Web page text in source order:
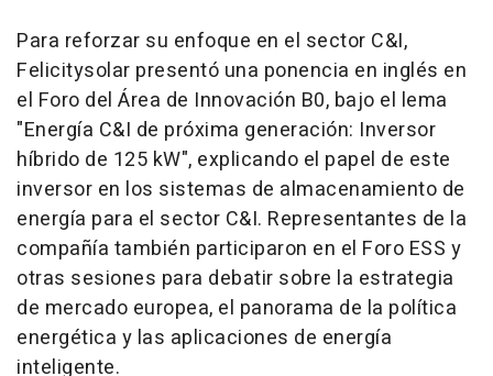
Para reforzar su enfoque en el sector C&I,
Felicitysolar presentó una ponencia en inglés en
el Foro del Área de Innovación B0, bajo el lema
"Energía C&I de próxima generación: Inversor
híbrido de 125 kW", explicando el papel de este
inversor en los sistemas de almacenamiento de
energía para el sector C&I. Representantes de la
compañía también participaron en el Foro ESS y
otras sesiones para debatir sobre la estrategia
de mercado europea, el panorama de la política
energética y las aplicaciones de energía
inteligente.